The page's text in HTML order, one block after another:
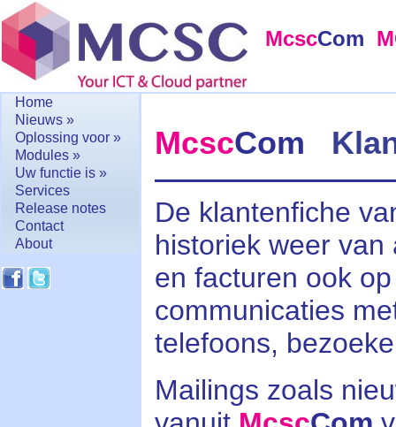
McscCom
Home
Nieuws »
Oplossing voor »
Modules »
Uw functie is »
Services
Release notes
Contact
About
McscCom
De klantenfiche
historiek weer
en facturen ook
communicaties
telefoons,
Mailings zoals